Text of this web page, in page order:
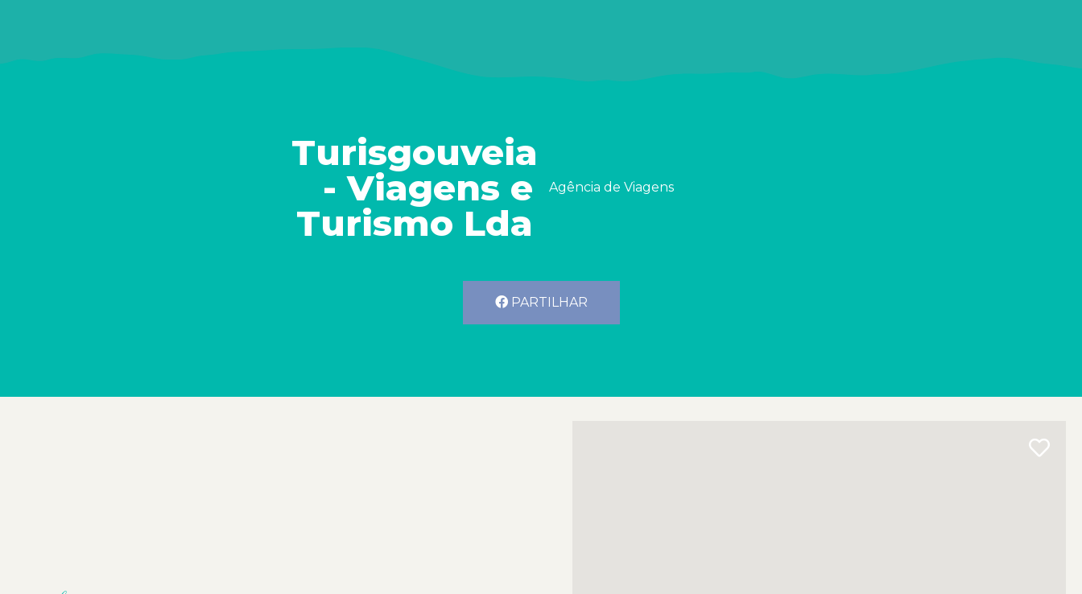
Turisgouveia
- Viagens e
Turismo Lda
Agência de Viagens
PARTILHAR